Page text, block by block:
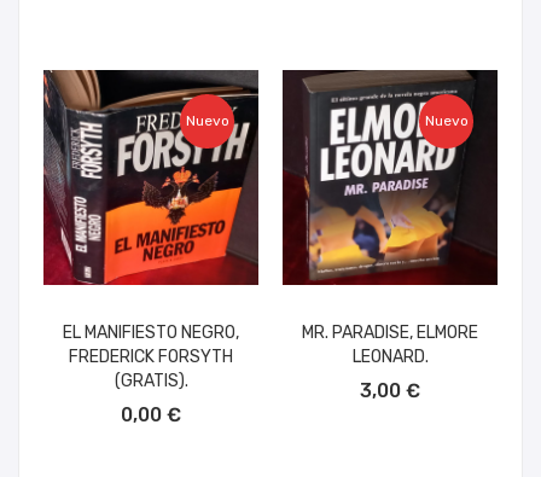
Nuevo
EL MANIFIESTO NEGRO,
FREDERICK FORSYTH
(GRATIS).
0,00 €
Nuevo
MR. PARADISE, ELMORE
LEONARD.
3,00 €